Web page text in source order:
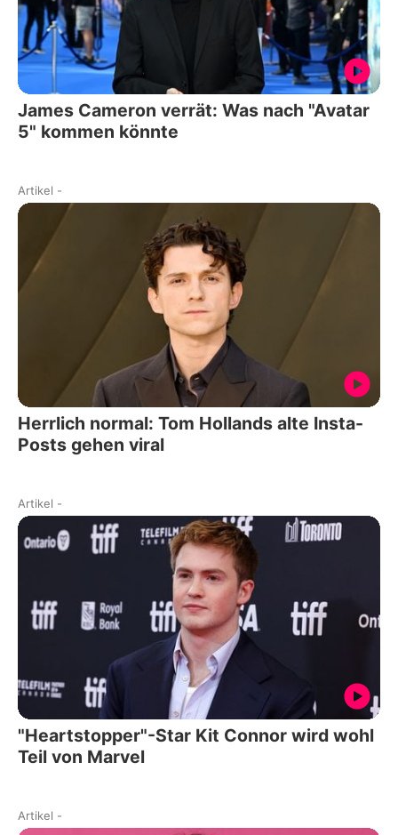
James Cameron verrät: Was nach "Avatar
5" kommen könnte
Artikel -
Herrlich normal: Tom Hollands alte Insta-
Posts gehen viral
Artikel -
"Heartstopper"-Star Kit Connor wird wohl
Teil von Marvel
Artikel -